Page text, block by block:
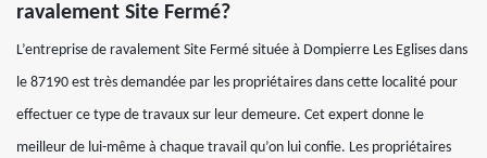
ravalement Site Fermé?
L’entreprise de ravalement Site Fermé située à Dompierre Les Eglises dans
le 87190 est très demandée par les propriétaires dans cette localité pour
effectuer ce type de travaux sur leur demeure. Cet expert donne le
meilleur de lui-même à chaque travail qu’on lui confie. Les propriétaires